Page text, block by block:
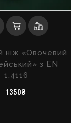
ніж «Овочевий
з EN
1.4116
1350₴